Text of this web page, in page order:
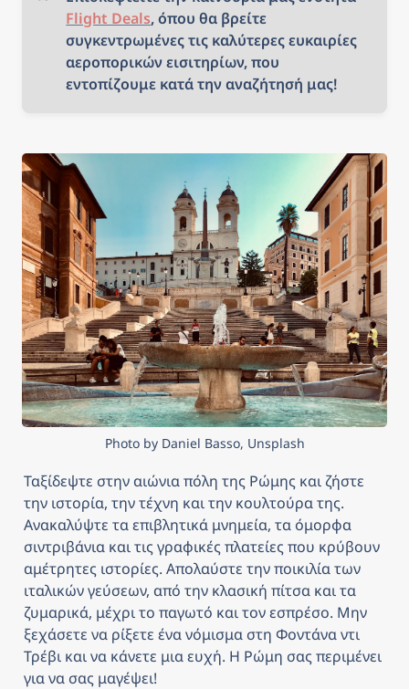
Flight Deals, όπου θα βρείτε
συγκεντρωμένες τις καλύτερες ευκαιρίες
αεροπορικών εισιτηρίων, που
εντοπίζουμε κατά την αναζήτησή μας!
Photo by Daniel Basso, Unsplash
Ταξίδεψτε στην αιώνια πόλη της Ρώμης και ζήστε
την ιστορία, την τέχνη και την κουλτούρα της.
Ανακαλύψτε τα επιβλητικά μνημεία, τα όμορφα
σιντριβάνια και τις γραφικές πλατείες που κρύβουν
αμέτρητες ιστορίες. Απολαύστε την ποικιλία των
ιταλικών γεύσεων, από την κλασική πίτσα και τα
ζυμαρικά, μέχρι το παγωτό και τον εσπρέσο. Μην
ξεχάσετε να ρίξετε ένα νόμισμα στη Φοντάνα ντι
Τρέβι και να κάνετε μια ευχή. Η Ρώμη σας περιμένει
για να σας μαγέψει!